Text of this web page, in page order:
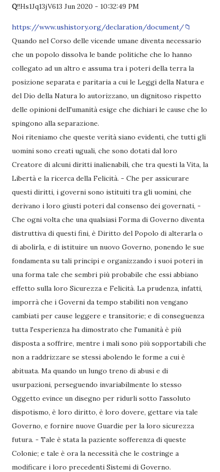
Q!!Hs1Jq13jV613 Jun 2020 - 10:32:49 PM
https://www.ushistory.org/declaration/document/📁
Quando nel Corso delle vicende umane diventa necessario
che un popolo dissolva le bande politiche che lo hanno
collegato ad un altro e assuma tra i poteri della terra la
posizione separata e paritaria a cui le Leggi della Natura e
del Dio della Natura lo autorizzano, un dignitoso rispetto
delle opinioni dell'umanità esige che dichiari le cause che lo
spingono alla separazione.
Noi riteniamo che queste verità siano evidenti, che tutti gli
uomini sono creati uguali, che sono dotati dal loro
Creatore di alcuni diritti inalienabili, che tra questi la Vita, la
Libertà e la ricerca della Felicità. - Che per assicurare
questi diritti, i governi sono istituiti tra gli uomini, che
derivano i loro giusti poteri dal consenso dei governati, -
Che ogni volta che una qualsiasi Forma di Governo diventa
distruttiva di questi fini, è Diritto del Popolo di alterarla o
di abolirla, e di istituire un nuovo Governo, ponendo le sue
fondamenta su tali principi e organizzando i suoi poteri in
una forma tale che sembri più probabile che essi abbiano
effetto sulla loro Sicurezza e Felicità. La prudenza, infatti,
imporrà che i Governi da tempo stabiliti non vengano
cambiati per cause leggere e transitorie; e di conseguenza
tutta l'esperienza ha dimostrato che l'umanità è più
disposta a soffrire, mentre i mali sono più sopportabili che
non a raddrizzare se stessi abolendo le forme a cui è
abituata. Ma quando un lungo treno di abusi e di
usurpazioni, perseguendo invariabilmente lo stesso
Oggetto evince un disegno per ridurli sotto l'assoluto
dispotismo, è loro diritto, è loro dovere, gettare via tale
Governo, e fornire nuove Guardie per la loro sicurezza
futura. - Tale è stata la paziente sofferenza di queste
Colonie; e tale è ora la necessità che le costringe a
modificare i loro precedenti Sistemi di Governo.